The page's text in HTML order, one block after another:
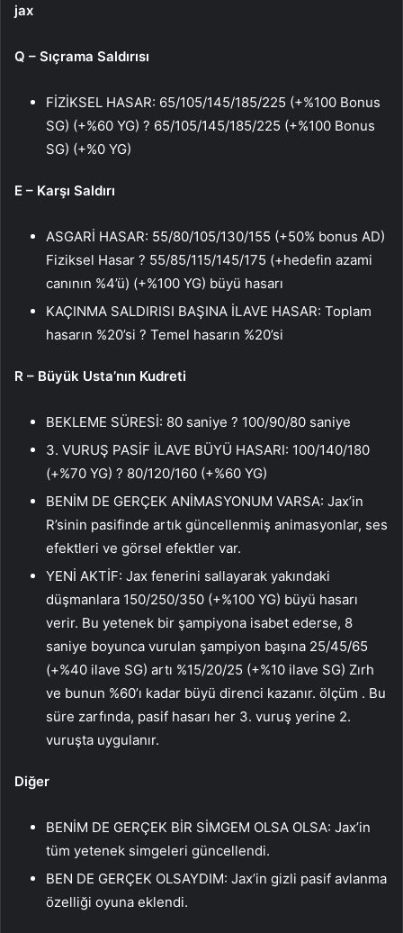
jax
Q – Sıçrama Saldırısı
FİZİKSEL HASAR: 65/105/145/185/225 (+%100 Bonus
SG) (+%60 YG) ? 65/105/145/185/225 (+%100 Bonus
SG) (+%0 YG)
E – Karşı Saldırı
ASGARİ HASAR: 55/80/105/130/155 (+50% bonus AD)
Fiziksel Hasar ? 55/85/115/145/175 (+hedefin azami
canının %4’ü) (+%100 YG) büyü hasarı
KAÇINMA SALDIRISI BAŞINA İLAVE HASAR: Toplam
hasarın %20’si ? Temel hasarın %20’si
R – Büyük Usta’nın Kudreti
BEKLEME SÜRESİ: 80 saniye ? 100/90/80 saniye
3. VURUŞ PASİF İLAVE BÜYÜ HASARI: 100/140/180
(+%70 YG) ? 80/120/160 (+%60 YG)
BENİM DE GERÇEK ANİMASYONUM VARSA: Jax’in
R’sinin pasifinde artık güncellenmiş animasyonlar, ses
efektleri ve görsel efektler var.
YENİ AKTİF: Jax fenerini sallayarak yakındaki
düşmanlara 150/250/350 (+%100 YG) büyü hasarı
verir. Bu yetenek bir şampiyona isabet ederse, 8
saniye boyunca vurulan şampiyon başına 25/45/65
(+%40 ilave SG) artı %15/20/25 (+%10 ilave SG) Zırh
ve bunun %60’ı kadar büyü direnci kazanır. ölçüm . Bu
süre zarfında, pasif hasarı her 3. vuruş yerine 2.
vuruşta uygulanır.
Diğer
BENİM DE GERÇEK BİR SİMGEM OLSA OLSA: Jax’in
tüm yetenek simgeleri güncellendi.
BEN DE GERÇEK OLSAYDIM: Jax’in gizli pasif avlanma
özelliği oyuna eklendi.